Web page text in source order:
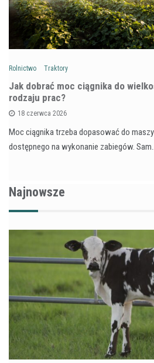
Rolnictwo Traktory
Jak dobrać moc ciągnika do
rodzaju prac?
18 czerwca 2026
Moc ciągnika trzeba dopasować do
dostępnego na wykonanie zabiegów.
Najnowsze